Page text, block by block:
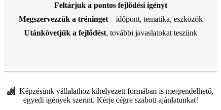
Feltárjuk a pontos fejlődési igényt
Megszervezzük a tréninget– időpont, tematika, eszközök
Utánkövetjük a fejlődést, további javaslatokat teszünk
Képzésünk vállalathoz kihelyezett formában is megrendelhető,
egyedi igények szerint. Kérje cégre szabott ajánlatunkat!